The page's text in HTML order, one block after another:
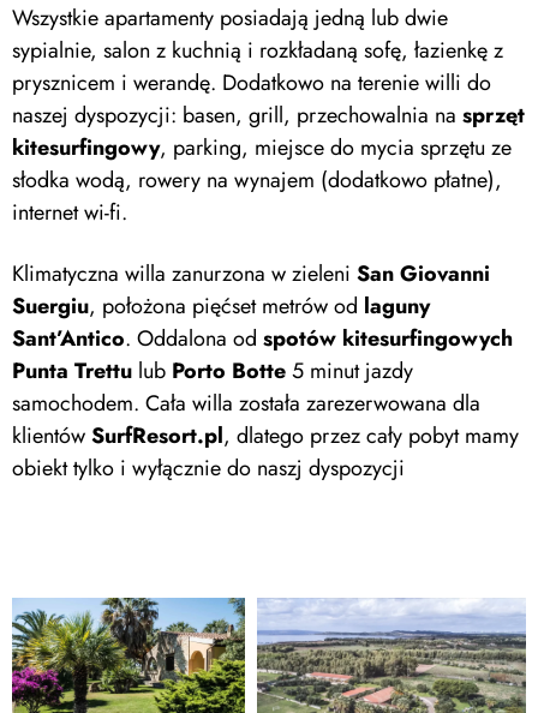
Wszystkie apartamenty posiadają jedną lub dwie
sypialnie, salon z kuchnią i rozkładaną sofę, łazienkę z
prysznicem i werandę. Dodatkowo na terenie willi do
naszej dyspozycji: basen, grill, przechowalnia na sprzęt
kitesurfingowy, parking, miejsce do mycia sprzętu ze
słodka wodą, rowery na wynajem (dodatkowo płatne),
internet wi-fi.
Klimatyczna willa zanurzona w zieleni San Giovanni
Suergiu, położona pięćset metrów od laguny
Sant’Antico. Oddalona od spotów kitesurfingowych
Punta Trettu lub Porto Botte5 minut jazdy
samochodem. Cała willa została zarezerwowana dla
klientówSurfResort.pl, dlatego przez cały pobyt mamy
obiekt tylko i wyłącznie do naszj dyspozycji